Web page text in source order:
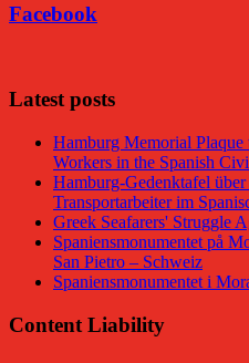
Facebook
Latest posts
Hamburg Memorial Plaque
Workers in the Spanish
Hamburg-Gedenktafel
Transportarbeiter im
Greek Seafarers' Struggle
Spaniensmonumentet på
San Pietro – Schweiz
Spaniensmonumentet i
Content Liability